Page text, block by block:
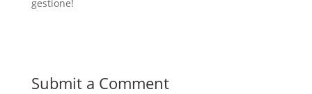
gestione!
Submit a Comment